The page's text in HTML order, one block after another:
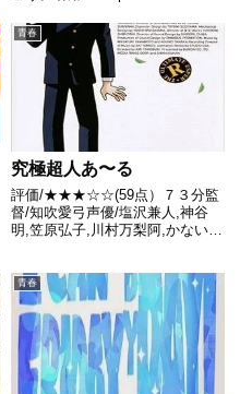
青春
究極超人あ〜る
評価/★★★☆☆(59点）７３分監
督/知吹愛弓声優/塩沢兼人,神谷
明,笠原弘子,川村万梨阿,かないみ
り、春風高校光画部恒例の 大撮
影旅行 の季節がやってきた。も
ともと貧しいはずなのに...
青春